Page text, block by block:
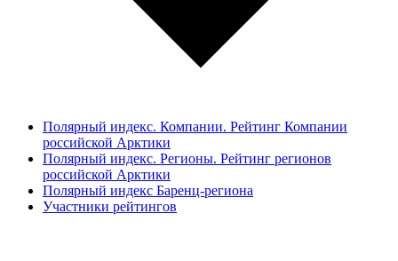
Полярный индекс. Компании. Рейтинг Компании
российской Арктики
Полярный индекс. Регионы. Рейтинг регионов
российской Арктики
Полярный индекс Баренц-региона
Участники рейтингов